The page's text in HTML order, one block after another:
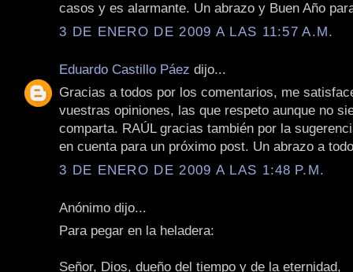
casos y es alarmante. Un abrazo y Buen Año
3 DE ENERO DE 2009 A LAS 11:57 A.M.
Eduardo Castillo Páez dijo...
Gracias a todos por los comentarios, me
vuestras opiniones, las que respeto aunque no
comparta. RAÚL gracias también por la
en cuenta para un próximo post. Un abrazo a
3 DE ENERO DE 2009 A LAS 1:48 P.M.
Anónimo dijo...
Para pegar en la heladera:
Señor, Dios, dueño del tiempo y de la eternidad,